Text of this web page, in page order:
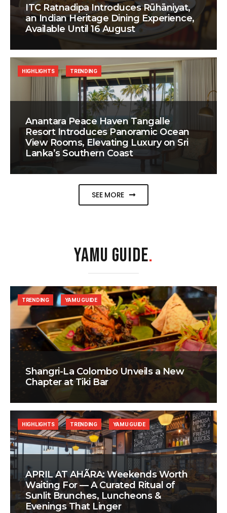
ITC Ratnadipa Introduces Rūhāniyat,
an Indian Heritage Dining Experience,
Available Until 16 August
Anantara Peace Haven Tangalle
Resort Introduces Panoramic Ocean
View Rooms, Elevating Luxury on Sri
Lanka’s Southern Coast
HIGHLIGHTS TRENDING
SEE MORE
YAMU GUIDE.
Shangri-La Colombo Unveils a New
Chapter at Tiki Bar
TRENDING YAMU GUIDE
APRIL AT AHÃRA: Weekends Worth
Waiting For — A Curated Ritual of
Sunlit Brunches, Luncheons &
Evenings That Linger
HIGHLIGHTS TRENDING YAMU GUIDE